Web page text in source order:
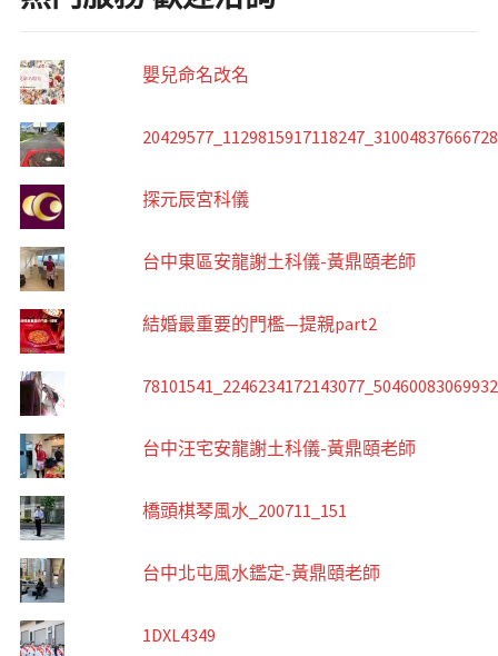
嬰兒命名改名
探元辰宮科儀
台中東區安龍謝土科儀-黃鼎頤老師
結婚最重要的門檻—提親part2
台中汪宅安龍謝土科儀-黃鼎頤老師
橋頭棋琴風水_200711_151
台中北屯風水鑑定-黃鼎頤老師
1DXL4349